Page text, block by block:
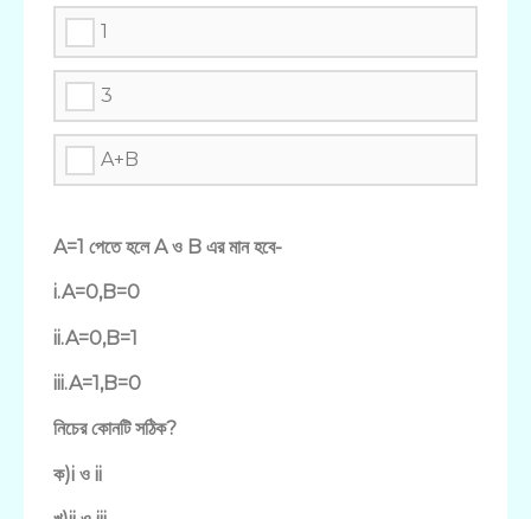
1
3
A+B
A=1 পেতে হলে A ও B এর মান হবে-
i.A=0,B=0
ii.A=0,B=1
iii.A=1,B=0
নিচের কোনটি সঠিক?
ক)i ও ii